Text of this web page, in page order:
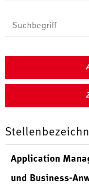
Application
und Business-